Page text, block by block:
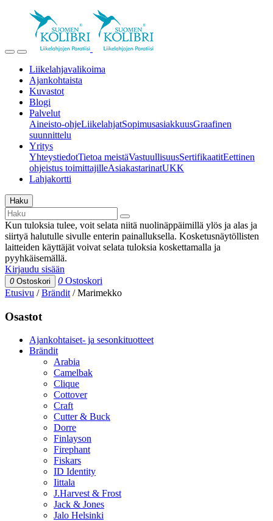
Liikelahjavalikoima
Ajankohtaista
Kuvastot
Blogi
Palvelut
Aineisto-ohjeLiikelahjatSopimusasiakkuusGraafinen
suunnittelu
Yritys
YhteystiedotTietoa meistäVastuullisuusSertifikaatitEettinen
ohjeistus toimittajilleAsiakastarinatUKK
Lahjakortti
Haku
Kun tuloksia tulee, voit selata niitä nuolinäppäimillä ylös ja alas ja
siirtyä halutulle sivulle enterin painalluksella. Kosketusnäytöllisten
laitteiden käyttäjät voivat selata tuloksia koskettamalla ja
pyyhkäisemällä.
Kirjaudu sisään
0 Ostoskori 0 Ostoskori
Etusivu /Brändit /Marimekko
Osastot
Ajankohtaiset- ja sesonkituotteet
Brändit
Arabia
Camelbak
Clique
Cottover
Craft
Cutter & Buck
Dorre
Finlayson
Firephant
Fiskars
ID Identity
Iittala
J.Harvest & Frost
Jack & Jones
Jalo Helsinki